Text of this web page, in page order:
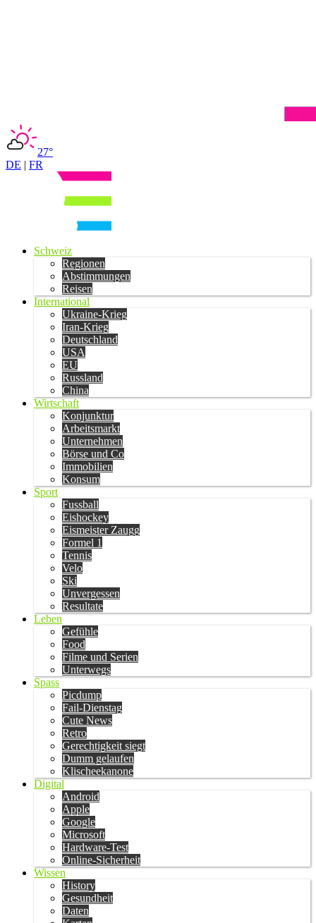
27°
DE | FR
Schweiz
Regionen
Abstimmungen
Reisen
International
Ukraine-Krieg
Iran-Krieg
Deutschland
USA
EU
Russland
China
Wirtschaft
Konjunktur
Arbeitsmarkt
Unternehmen
Börse und Co
Immobilien
Konsum
Sport
Fussball
Eishockey
Eismeister Zaugg
Formel 1
Tennis
Velo
Ski
Unvergessen
Resultate
Leben
Gefühle
Food
Filme und Serien
Unterwegs
Spass
Picdump
Fail-Dienstag
Cute News
Retro
Gerechtigkeit siegt
Dumm gelaufen
Klischeekanone
Digital
Android
Apple
Google
Microsoft
Hardware-Test
Online-Sicherheit
Wissen
History
Gesundheit
Daten